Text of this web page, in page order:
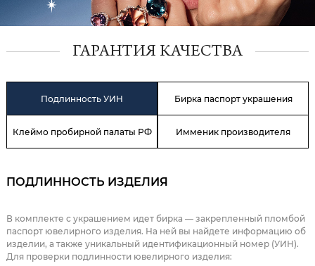
ГАРАНТИЯ КАЧЕСТВА
Подлинность УИН Бирка паспорт украшения
Клеймо пробирной палаты РФ Имменик производителя
ПОДЛИННОСТЬ ИЗДЕЛИЯ
В комплекте с украшением идет бирка — закрепленный пломбой
паспорт ювелирного изделия. На ней вы найдете информацию об
изделии, а также уникальный идентификационный номер (УИН).
Для проверки подлинности ювелирного изделия: